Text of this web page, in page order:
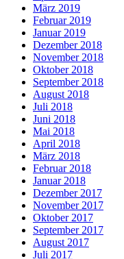
März 2019
Februar 2019
Januar 2019
Dezember 2018
November 2018
Oktober 2018
September 2018
August 2018
Juli 2018
Juni 2018
Mai 2018
April 2018
März 2018
Februar 2018
Januar 2018
Dezember 2017
November 2017
Oktober 2017
September 2017
August 2017
Juli 2017